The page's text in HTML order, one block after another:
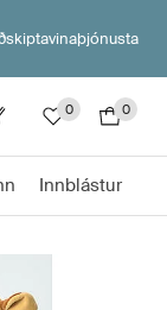
0 0
Innblástur